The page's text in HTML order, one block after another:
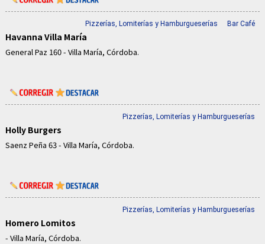
Pizzerías, Lomiterías y Hamburgueserías Bar Café
Havanna Villa María
General Paz 160 - Villa María, Córdoba.
Pizzerías, Lomiterías y Hamburgueserías
Holly Burgers
Saenz Peña 63 - Villa María, Córdoba.
Pizzerías, Lomiterías y Hamburgueserías
Homero Lomitos
- Villa María, Córdoba.